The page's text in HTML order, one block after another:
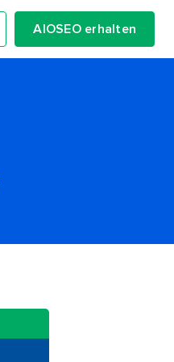
AIOSEO erhalten